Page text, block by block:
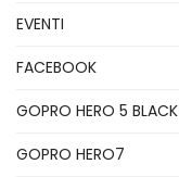
EVENTI
FACEBOOK
GOPRO HERO 5 BLACK
GOPRO HERO7